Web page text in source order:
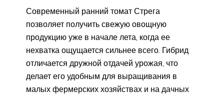
Современный ранний томат Стрега
позволяет получить свежую овощную
продукцию уже в начале лета, когда ее
нехватка ощущается сильнее всего. Гибрид
отличается дружной отдачей урожая, что
делает его удобным для выращивания в
малых фермерских хозяйствах и на дачных